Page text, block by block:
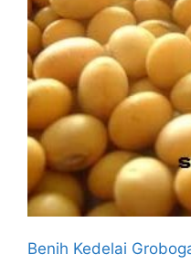
Benih Kedelai